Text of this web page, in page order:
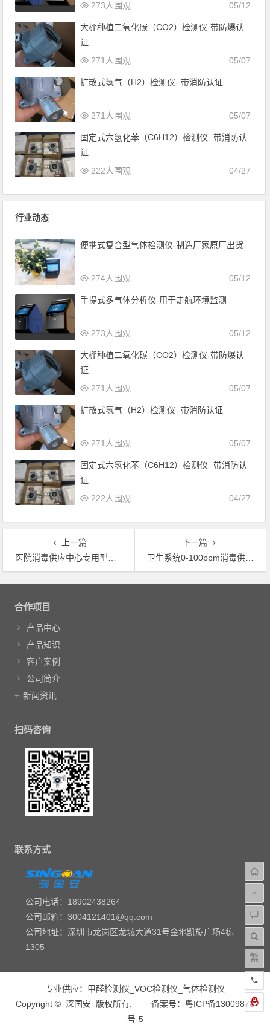
05/12
273人围观
大棚种植二氧化碳（CO2）检测仪-带防爆认
证
05/07
271人围观
扩散式氢气（H2）检测仪- 带消防认证
05/07
271人围观
固定式六氢化苯（C6H12）检测仪- 带消防认
证
04/27
222人围观
行业动态
便携式复合型气体检测仪-制造厂家原厂出货
05/12
274人围观
手提式多气体分析仪-用于走航环境监测
05/12
273人围观
大棚种植二氧化碳（CO2）检测仪-带防爆认
证
05/07
271人围观
扩散式氢气（H2）检测仪- 带消防认证
05/07
271人围观
固定式六氢化苯（C6H12）检测仪- 带消防认
证
04/27
222人围观
上一篇
医院消毒供应中心专用型便携式过氧化氢气体测漏仪
下一篇
卫生系统0-100ppm消毒供应室过氧化氢气体检测仪
文章导航
合作项目
产品中心
产品知识
客户案例
公司简介
新闻资讯
扫码咨询
联系方式
公司电话：18902438264
公司邮箱：3004121401@qq.com
公司地址：深圳市龙岗区龙城大道31号金地凯旋广场4栋
1305
专业供应： 甲醛检测仪 VOC检测仪 气体检测仪
Copyright © 深国安 版权所有. 备案号：粤ICP备13009878
号-5
繁